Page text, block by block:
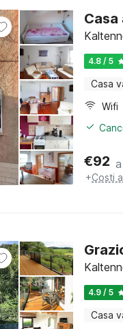
Casa
4.8 / 5
Casa
Wifi
€92
+Costi
4.9 / 5
Casa